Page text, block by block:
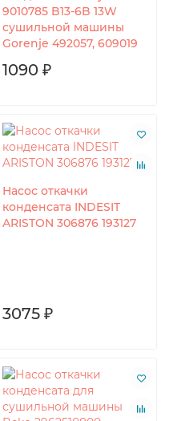
9010785 B13-6B 13W
сушильной машины
Gorenje 492057, 609019
1090 ₽
Насос откачки
конденсата INDESIT
ARISTON 306876 193127
3075 ₽